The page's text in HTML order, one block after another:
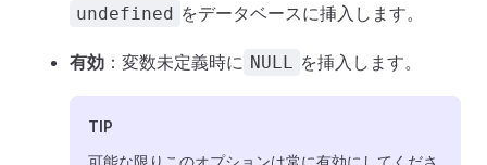
undefined をデータベースに挿入します。
有効 ：変数未定義時に NULL を挿入します。
TIP